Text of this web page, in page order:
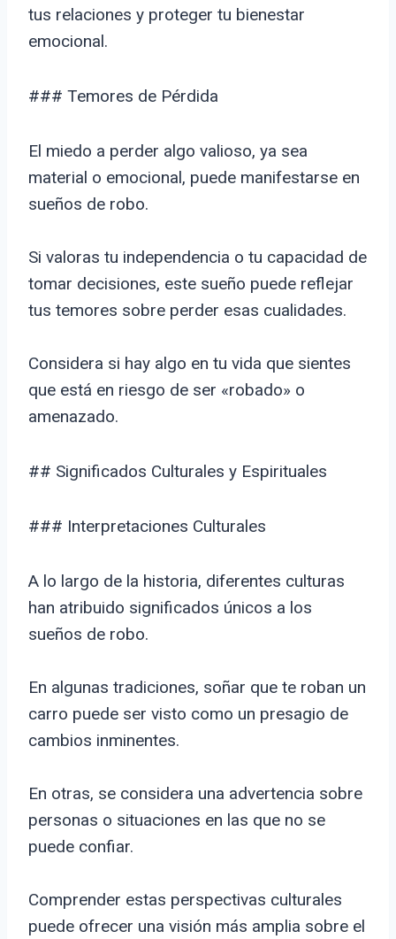
tus relaciones y proteger tu bienestar
emocional.
### Temores de Pérdida
El miedo a perder algo valioso, ya sea
material o emocional, puede manifestarse en
sueños de robo.
Si valoras tu independencia o tu capacidad de
tomar decisiones, este sueño puede reflejar
tus temores sobre perder esas cualidades.
Considera si hay algo en tu vida que sientes
que está en riesgo de ser «robado» o
amenazado.
## Significados Culturales y Espirituales
### Interpretaciones Culturales
A lo largo de la historia, diferentes culturas
han atribuido significados únicos a los
sueños de robo.
En algunas tradiciones, soñar que te roban un
carro puede ser visto como un presagio de
cambios inminentes.
En otras, se considera una advertencia sobre
personas o situaciones en las que no se
puede confiar.
Comprender estas perspectivas culturales
puede ofrecer una visión más amplia sobre el